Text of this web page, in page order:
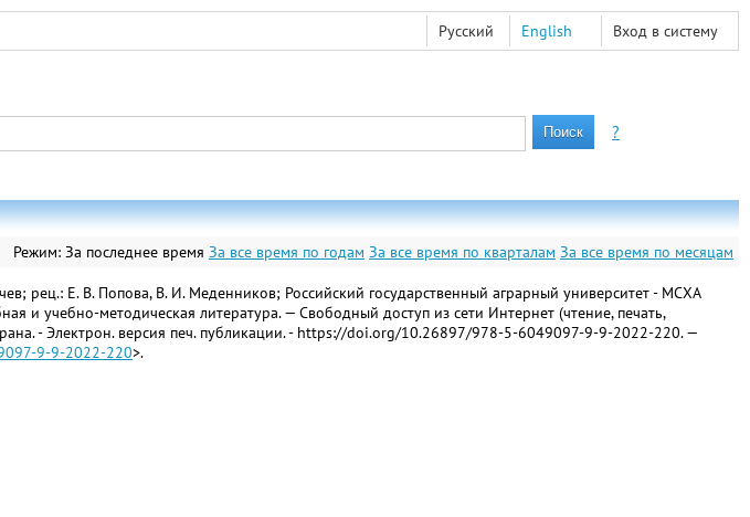
Вход в систему
Русский English
?
Режим: За последнее время За все время по годам За все время по кварталам За все время по месяцам
Е. В. Попова, В. И. Меденников; Российский государственный аграрный университет - МСХА
и учебно-методическая литература. — Свободный доступ из сети Интернет (чтение, печать,
- Электрон. версия печ. публикации. - https://doi.org/10.26897/978-5-6049097-9-9-2022-220. —
9-9-2022-220>.